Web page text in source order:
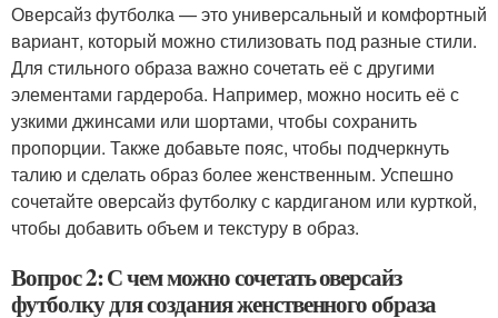
Оверсайз футболка — это универсальный и комфортный
вариант, который можно стилизовать под разные стили.
Для стильного образа важно сочетать её с другими
элементами гардероба. Например, можно носить её с
узкими джинсами или шортами, чтобы сохранить
пропорции. Также добавьте пояс, чтобы подчеркнуть
талию и сделать образ более женственным. Успешно
сочетайте оверсайз футболку с кардиганом или курткой,
чтобы добавить объем и текстуру в образ.
Вопрос 2: С чем можно сочетать оверсайз
футболку для создания женственного образа